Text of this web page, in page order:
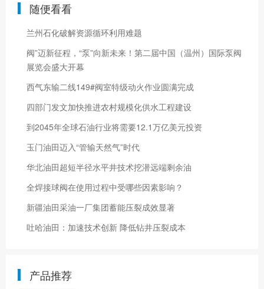
随便看看
兰州石化破解资源循环利用难题
阀”迈新征程，“泵”向新未来！第二届中国（温州）国际泵阀
展览会盛大开幕
西气东输二线149#阀室特级动火作业圆满完成
四部门发文加快推进农村规模化供水工程建设
到2045年全球石油行业将需要12.1万亿美元投资
玉门油田迈入“管输天然气”时代
华北油田超短半径水平井技术挖潜远端剩余油
全焊接球阀在使用过程中受哪些因素影响？
新疆油田采油一厂集团蓄能压裂成效显著
吐哈油田：加速技术创新 降低钻井压裂成本
产品推荐